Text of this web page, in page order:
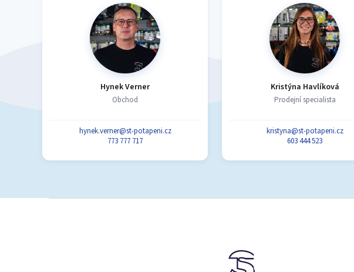
Hynek Verner
Obchod
hynek.verner@st-potapeni.cz
773 777 717
Kristýna Havlíková
Prodejní specialista
kristyna@st-potapeni.cz
603 444 523